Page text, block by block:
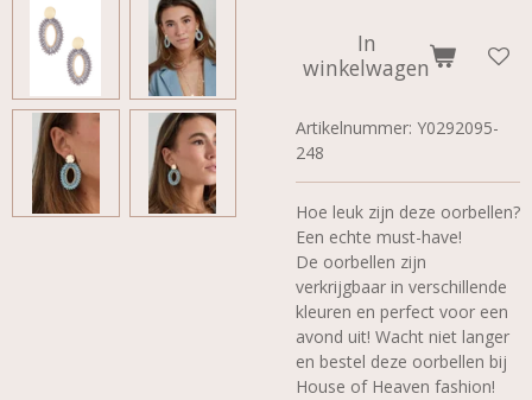
In
winkelwagen
Artikelnummer: Y0292095-
248
Hoe leuk zijn deze oorbellen?
Een echte must-have!
De oorbellen zijn
verkrijgbaar in verschillende
kleuren en perfect voor een
avond uit! Wacht niet langer
en bestel deze oorbellen bij
House of Heaven fashion!